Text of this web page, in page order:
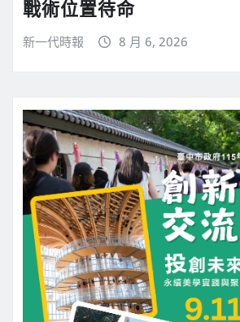
戰術位置待命
新一代時報 8 月 6, 2026